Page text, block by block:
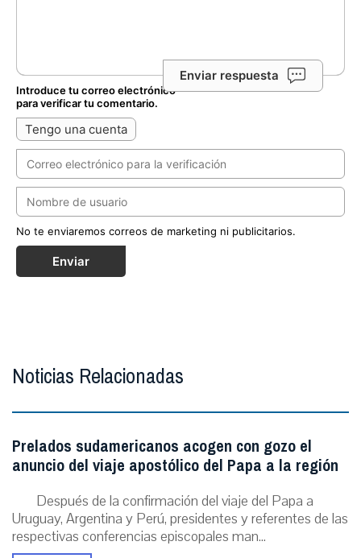
Enviar respuesta
Introduce tu correo electrónico
para verificar tu comentario.
Tengo una cuenta
No te enviaremos correos de marketing ni publicitarios.
Enviar
Noticias Relacionadas
Prelados sudamericanos acogen con gozo el
anuncio del viaje apostólico del Papa a la región
Después de la confirmación del viaje del Papa a
Uruguay, Argentina y Perú, presidentes y referentes de las
respectivas conferencias episcopales man...